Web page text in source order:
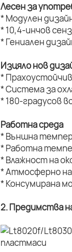
Лесен за
* Модулен
* 10,4-инчов
* Гениален
Изцяло нов
*
* Система за
* 180-градусов
Работна среда
* Външна
* Работна
* Влажност на
* Атмосферно
* Консумирана
2. Предимства